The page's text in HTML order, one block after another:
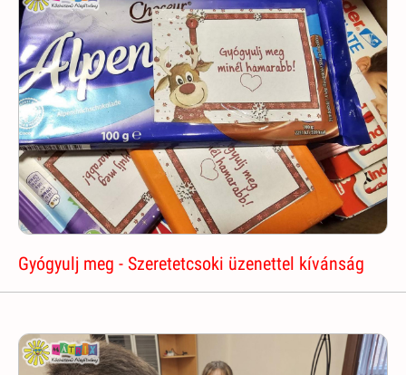
Gyógyulj meg - Szeretetcsoki üzenettel kívánság